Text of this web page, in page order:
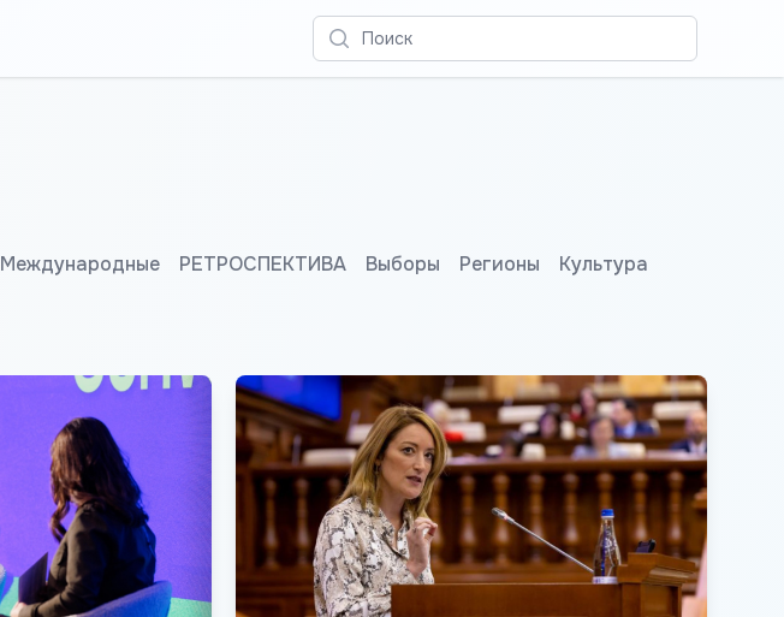
Поиск
Международные РЕТРОСПЕКТИВА Выборы Регионы
Культура